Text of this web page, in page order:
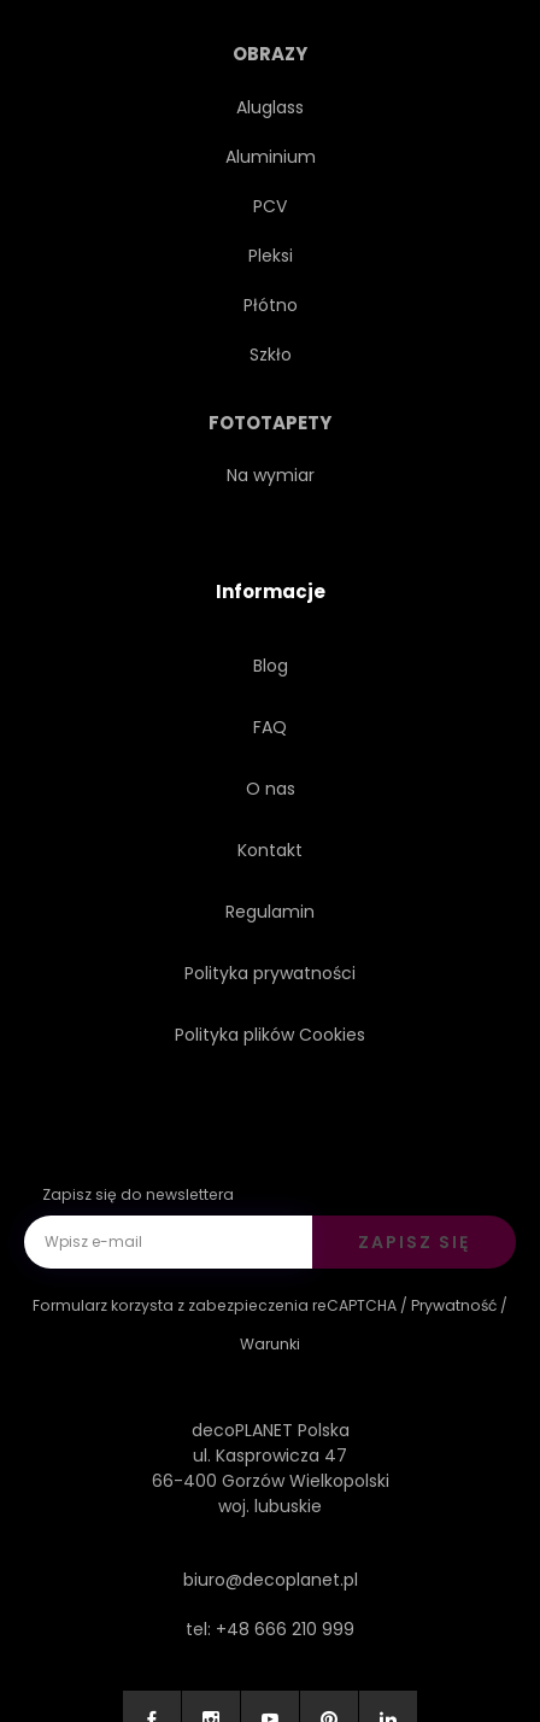
OBRAZY
Aluglass
Aluminium
PCV
Pleksi
Płótno
Szkło
FOTOTAPETY
Na wymiar
Informacje
Blog
FAQ
O nas
Kontakt
Regulamin
Polityka prywatności
Polityka plików Cookies
Zapisz się do newslettera
ZAPISZ SIĘ
Formularz korzysta z zabezpieczenia reCAPTCHA / Prywatność /
Warunki
decoPLANET Polska
ul. Kasprowicza 47
66-400 Gorzów Wielkopolski
woj. lubuskie
biuro@decoplanet.pl
tel: +48 666 210 999